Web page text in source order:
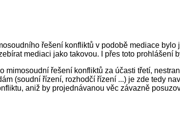
řešení konfliktů v podobě mediace
mediaci jako takovou. I přes toto
mimosoudní řešení konfliktů za účasti třetí,
(soudní řízení, rozhodčí řízení ...) je zde tedy
aniž by projednávanou věc závazně